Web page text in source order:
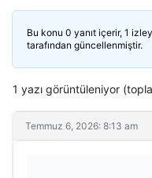
Bu konu 0 yanıt içerir, 1
tarafından güncellenmiştir.
1 yazı görüntüleniyor
Temmuz 6, 2026: 8:13 am